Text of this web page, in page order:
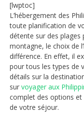
[lwptoc]
L’hébergement des
toute planification de
détente sur des plages
montagne, le choix de
différence. En effet, il
pour tous les types de
détails sur la
sur voyager aux
complet des options
de votre séjour.